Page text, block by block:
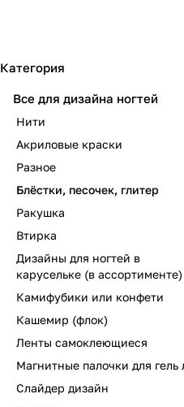
Категория
Все для дизайна ногтей
Нити
Акриловые краски
Разное
Блёстки, песочек, глитер
Ракушка
Втирка
Дизайны для ногтей в
карусельке (в ассортименте)
Камифубики или конфети
Кашемир (флок)
Ленты самоклеющиеся
Магнитные палочки для гель
Слайдер дизайн